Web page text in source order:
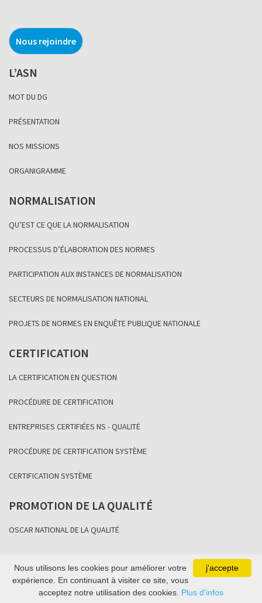
Nous rejoindre
L’ASN
MOT DU DG
PRÉSENTATION
NOS MISSIONS
ORGANIGRAMME
NORMALISATION
QU’EST CE QUE LA NORMALISATION
PROCESSUS D’ÉLABORATION DES NORMES
PARTICIPATION AUX INSTANCES DE NORMALISATION
SECTEURS DE NORMALISATION NATIONAL
PROJETS DE NORMES EN ENQUÊTE PUBLIQUE NATIONALE
CERTIFICATION
LA CERTIFICATION EN QUESTION
PROCÉDURE DE CERTIFICATION
ENTREPRISES CERTIFIÉES NS - QUALITÉ
PROCÉDURE DE CERTIFICATION SYSTÈME
CERTIFICATION SYSTÈME
PROMOTION DE LA QUALITÉ
OSCAR NATIONAL DE LA QUALITÉ
Copyright Association Sénégalaise de Normalisation 2021
j'accepte
Nous utilisons les cookies pour améliorer votre
expérience. En continuant à visiter ce site, vous
acceptez notre utilisation des cookies. Plus d'infos